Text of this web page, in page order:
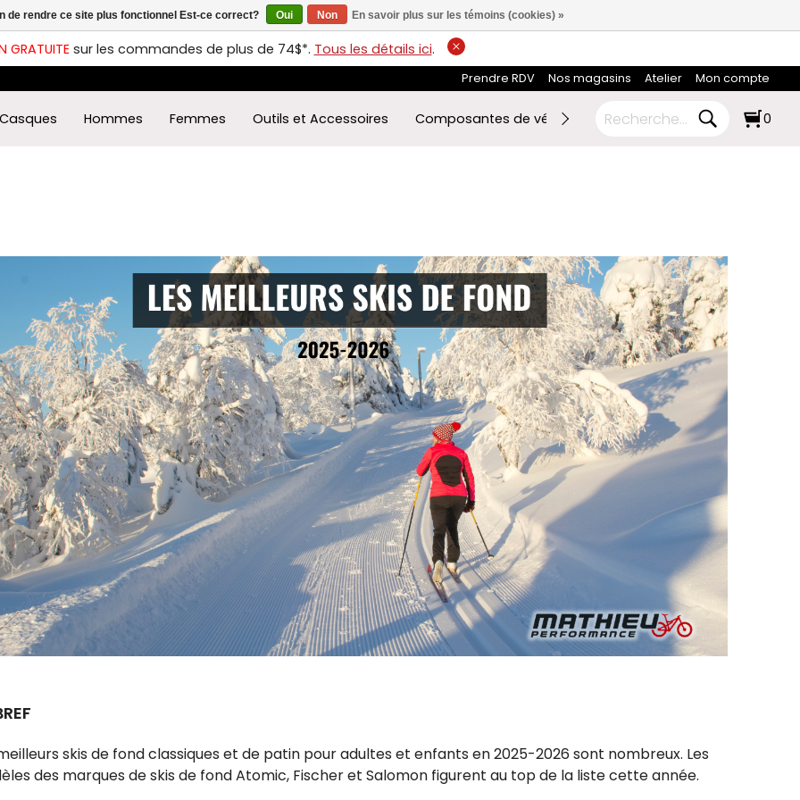
GRATUITEsur les commandes de plus de 74$*. Tous les détails ici.
Prendre RDV Nos magasins Atelier Mon compte
Casques Hommes Femmes Outils et Accessoires Composantes de vélo Ski de fond RABAIS FIN DE
0
skis de fond classiques et de patin pour adultes et enfants en 2025-2026 sont nombreux. Les
des marques de skis de fond Atomic, Fischer et Salomon figurent au top de la liste cette année.
de rendre ce site plus fonctionnel Est-ce correct? Oui Non En savoir plus sur les témoins (cookies) »